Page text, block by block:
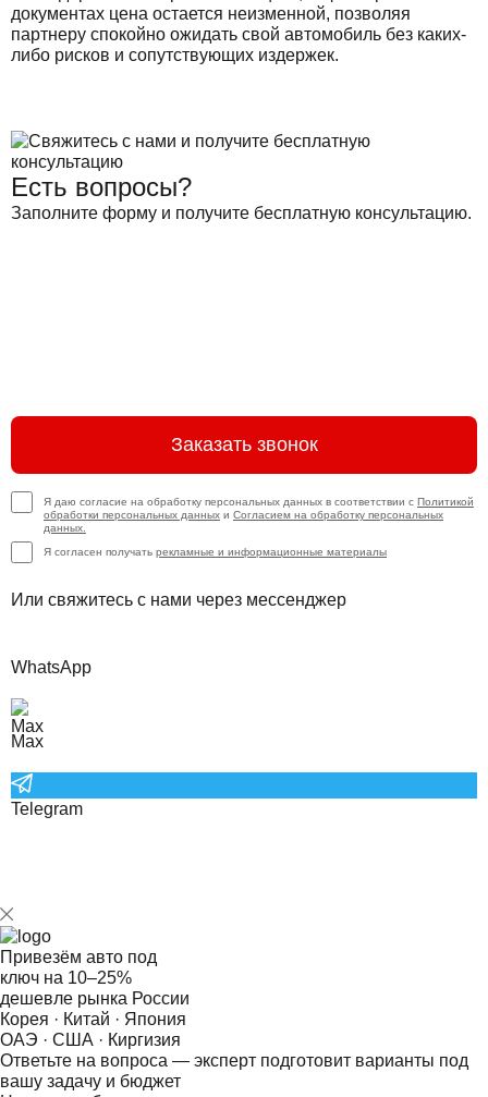
документах цена остается неизменной, позволяя
партнеру спокойно ожидать свой автомобиль без каких-
либо рисков и сопутствующих издержек.
Есть вопросы?
Заполните форму и получите бесплатную консультацию.
Заказать звонок
Я даю согласие на обработку персональных данных в соответствии с Политикой
обработки персональных данных и Согласием на обработку персональных
данных.
Я согласен получать рекламные и информационные материалы
Или свяжитесь с нами через мессенджер
WhatsApp
Max
Telegram
Привезём авто под
ключ на 10–25%
дешевле рынка России
Корея · Китай · Япония
ОАЭ · США · Киргизия
Ответьте на вопроса — эксперт подготовит варианты под
вашу задачу и бюджет